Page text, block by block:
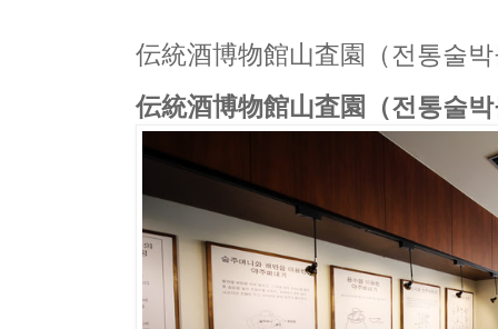
伝統酒博物館山査園（전통술
伝統酒博物館山査園（전통술